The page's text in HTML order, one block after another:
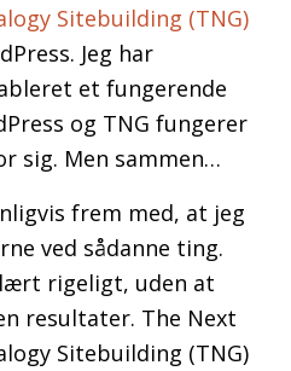
Sitebuilding (TNG)
Jeg har
et fungerende
og TNG fungerer
sig. Men sammen…
frem med, at jeg
ved sådanne ting.
rigeligt, uden at
resultater. The Next
Sitebuilding (TNG)